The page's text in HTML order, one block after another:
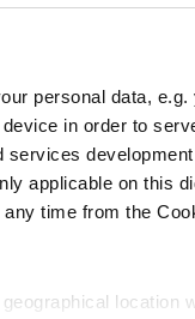
personal data,
in order to
applicable on this
time from the